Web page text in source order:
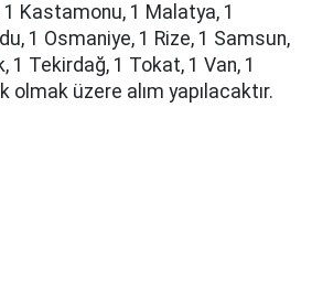
Kastamonu, 1 Malatya, 1
1 Osmaniye, 1 Rize, 1 Samsun,
1 Tekirdağ, 1 Tokat, 1 Van, 1
olmak üzere alım yapılacaktır.